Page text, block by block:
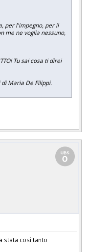
per l'impegno, per il
me ne voglia nessuno,
Tu sai cosa ti direi
Maria De Filippi.
stata così tanto